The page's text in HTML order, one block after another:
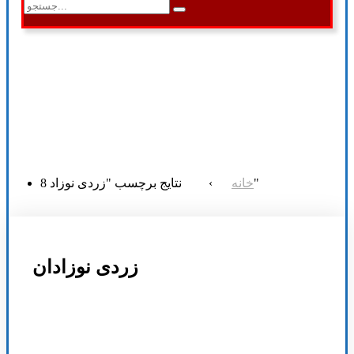
خانه › نتایج برچسب "زردی نوزاد 8"
زردی نوزادان